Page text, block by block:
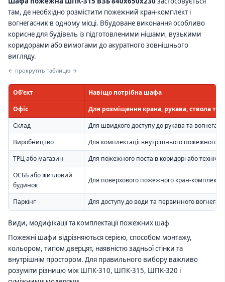
там, де необхідно розмістити пожежний кран-комплект і
вогнегасник в одному місці. Вбудоване виконання особливо
корисне для будівель із підготовленими нішами, вузькими
коридорами або вимогами до акуратного зовнішнього
вигляду.
← прокрутіть таблицю →
Об’єкт
Навіщо потрібна шафа
Офіс
Для розміщення крана, рукава, ствола та
Склад
Для швидкого доступу до рукава та
Виробництво
Для комплектації внутрішнього пожежного
ТРЦ або магазин
Для пожежного поста в коридорі або
ОСББ або житловий
будинок
Для поверхового пожежного кран-комплекту
Паркінг Для доступу до води та первинного
Види, модифікації та комплектації пожежних шаф
Пожежні шафи відрізняються серією, способом монтажу,
кольором, типом дверцят, наявністю задньої стінки та
внутрішнім простором. Для правильного вибору важливо
розуміти різницю між ШПК-310, ШПК-315, ШПК-320 і